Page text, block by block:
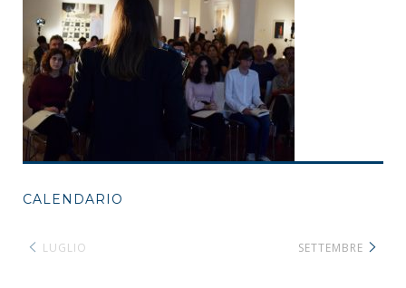
CALENDARIO
LUGLIO SETTEMBRE